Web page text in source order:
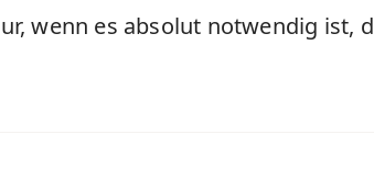
wenn es absolut notwendig